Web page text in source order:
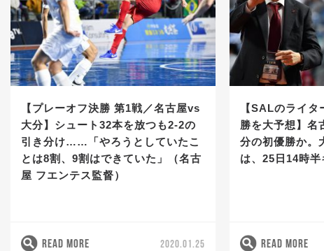
【プレーオフ決勝 第1戦／名古屋vs
大分】シュート32本を放つも2-2の
引き分け……「やろうとしていたこ
とは8割、9割はできていた」（名古
屋 フエンテス監督）
READ MORE 2020.01.25
【SALのライ
勝を大予想】名
分の初優勝か。
は、25日14時半
READ MORE